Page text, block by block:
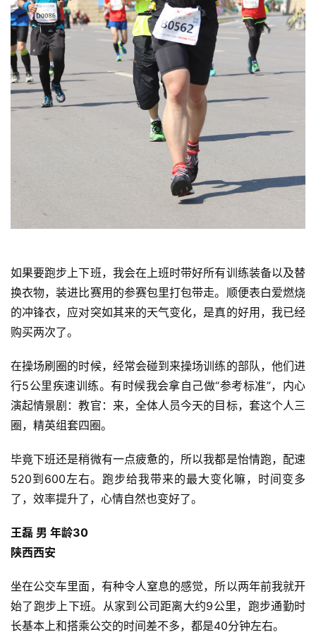
集
如果要跑步上下班，我会在上班时带好所有训练装备以及替
换衣物，装进比赛用的参赛包里打包带走。顺便表白爱燃烧
的冲锋衣，应对突如其来的天气变化，是真的好用，我已经
购买两次了。
在操场刷圈的时候，经常会碰到来操场训练的部队，他们进
行5公里疾速训练。有时候我会拿自己做“参考标准”，内心
演起情景剧：教官：来，全体人员今天的目标，套这个人三
圈，精英组套四圈。
毕竟下班还是稍微有一点疲惫的，所以我都是怡情跑，配速
520到600左右。跑步给我带来的最大变化嘛，时间变多
了，效率提升了，心情自然也变好了。
王磊 男 年龄30
陕西西安
坐在公交车里面，有种令人窒息的感觉，所以两年前我就开
始了跑步上下班。从家到公司距离大约9公里，跑步通勤时
长基本上和搭乘公交的时间差不多，都是40分钟左右。